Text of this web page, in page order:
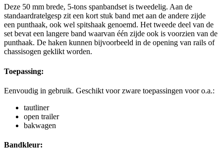
Deze 50 mm brede, 5-tons spanbandset is tweedelig. Aan de
standaardratelgesp zit een kort stuk band met aan de andere zijde
een punthaak, ook wel spitshaak genoemd. Het tweede deel van de
set bevat een langere band waarvan één zijde ook is voorzien van de
punthaak. De haken kunnen bijvoorbeeld in de opening van rails of
chassisogen geklikt worden.
Toepassing:
Eenvoudig in gebruik. Geschikt voor zware toepassingen voor o.a.:
tautliner
open trailer
bakwagen
Bandkleur: